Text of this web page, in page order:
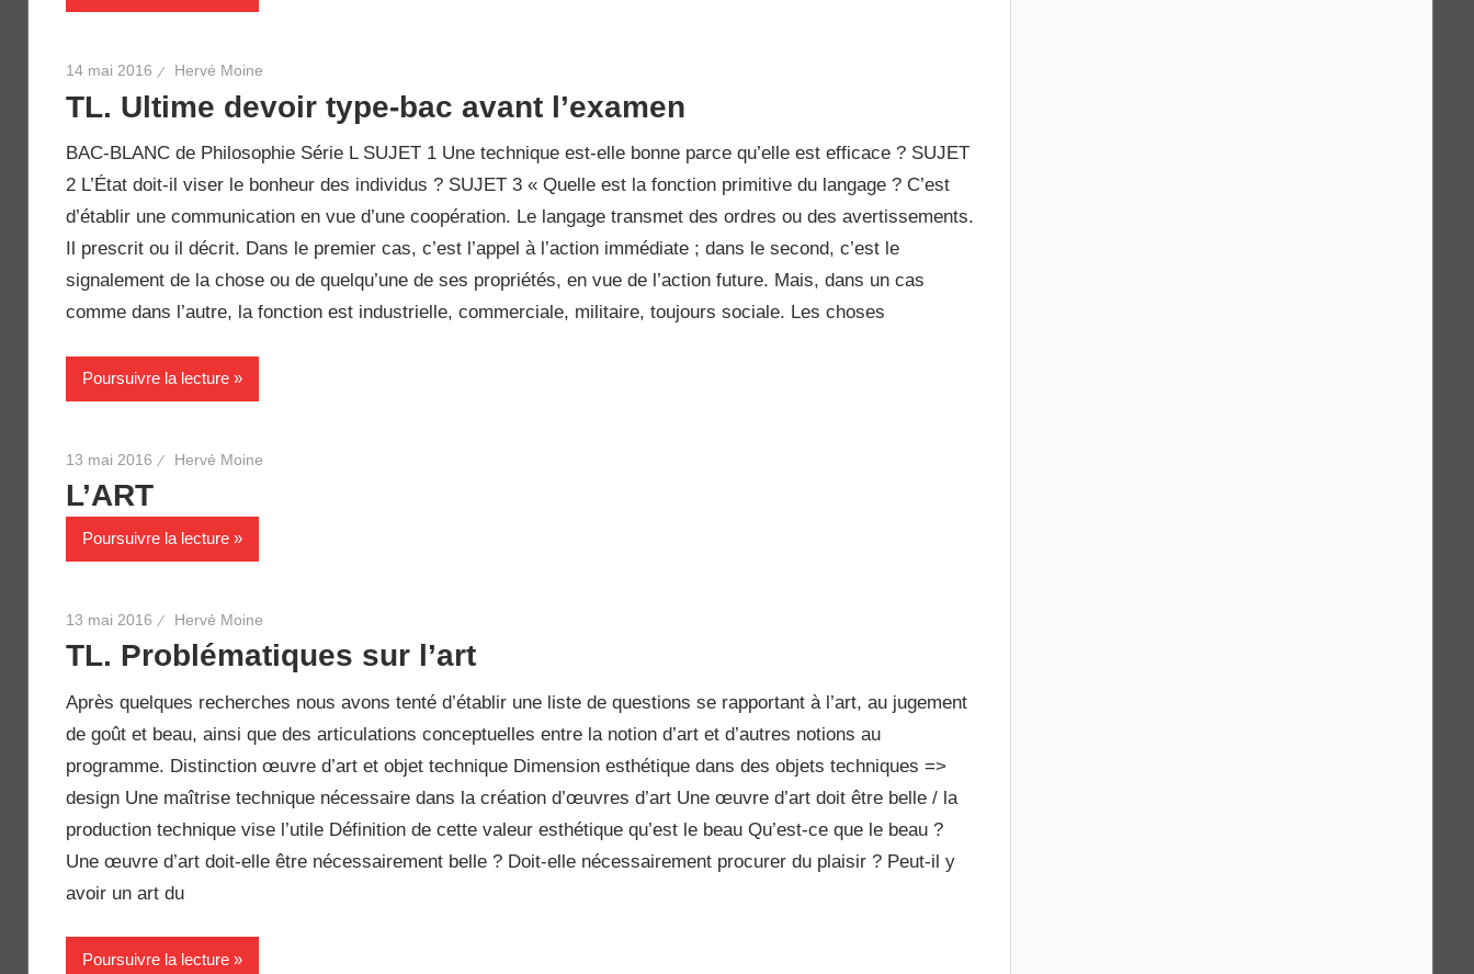
14 mai 2016 Hervé Moine
TL. Ultime devoir type-bac avant l’examen
BAC-BLANC de Philosophie Série L SUJET 1 Une technique est-elle bonne parce qu’elle est efficace ? SUJET
2 L’État doit-il viser le bonheur des individus ? SUJET 3 « Quelle est la fonction primitive du langage ? C’est
d’établir une communication en vue d’une coopération. Le langage transmet des ordres ou des avertissements.
Il prescrit ou il décrit. Dans le premier cas, c’est l’appel à l’action immédiate ; dans le second, c’est le
signalement de la chose ou de quelqu’une de ses propriétés, en vue de l’action future. Mais, dans un cas
comme dans l’autre, la fonction est industrielle, commerciale, militaire, toujours sociale. Les choses
Poursuivre la lecture
13 mai 2016 Hervé Moine
L’ART
Poursuivre la lecture
13 mai 2016 Hervé Moine
TL. Problématiques sur l’art
Après quelques recherches nous avons tenté d’établir une liste de questions se rapportant à l’art, au jugement
de goût et beau, ainsi que des articulations conceptuelles entre la notion d’art et d’autres notions au
programme. Distinction œuvre d’art et objet technique Dimension esthétique dans des objets techniques =>
design Une maîtrise technique nécessaire dans la création d’œuvres d’art Une œuvre d’art doit être belle / la
production technique vise l’utile Définition de cette valeur esthétique qu’est le beau Qu’est-ce que le beau ?
Une œuvre d’art doit-elle être nécessairement belle ? Doit-elle nécessairement procurer du plaisir ? Peut-il y
avoir un art du
Poursuivre la lecture